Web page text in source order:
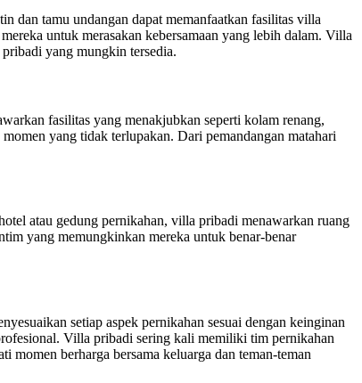
dan tamu undangan dapat memanfaatkan fasilitas villa
untuk merasakan kebersamaan yang lebih dalam. Villa
yang mungkin tersedia.
fasilitas yang menakjubkan seperti kolam renang,
yang tidak terlupakan. Dari pemandangan matahari
atau gedung pernikahan, villa pribadi menawarkan ruang
yang memungkinkan mereka untuk benar-benar
setiap aspek pernikahan sesuai dengan keinginan
Villa pribadi sering kali memiliki tim pernikahan
momen berharga bersama keluarga dan teman-teman